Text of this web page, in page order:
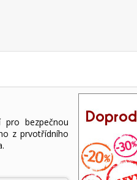
pro bezpečnou
z prvotřídního